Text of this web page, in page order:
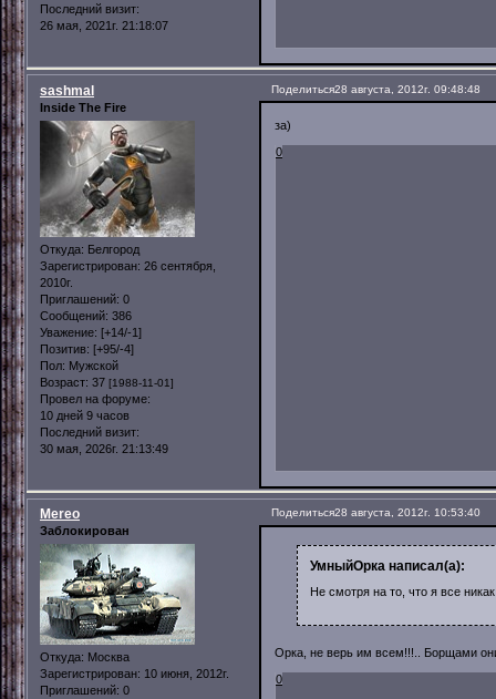
Последний визит:
26 мая, 2021г. 21:18:07
Поделиться28 августа, 2012г. 09:48:48
sashmal
Inside The Fire
Откуда: Белгород
Зарегистрирован: 26 сентября,
2010г.
Приглашений: 0
Сообщений: 386
Уважение: [+14/-1]
Позитив: [+95/-4]
Пол: Мужской
Возраст: 37 [1988-11-01]
Провел на форуме:
10 дней 9 часов
Последний визит:
30 мая, 2026г. 21:13:49
за)
0
Поделиться28 августа, 2012г. 10:53:40
Mereo
Заблокирован
Откуда: Москва
Зарегистрирован: 10 июня, 2012г.
Приглашений: 0
УмныйОрка написал(а):
Не смотря на то, что я все
Орка, не верь им всем!!!.. Борщами
0